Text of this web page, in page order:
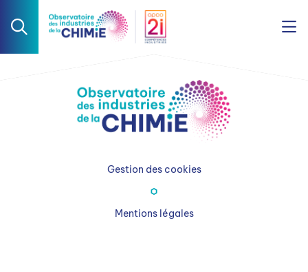
Gestion des cookies
Mentions légales